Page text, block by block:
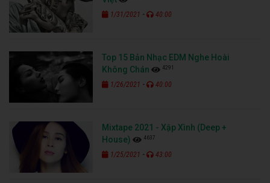
1/31/2021 - 40:00
Top 15 Bản Nhạc EDM Nghe Hoài
Không Chán
4291
1/26/2021 - 40:00
Mixtape 2021 - Xập Xình (Deep +
House)
4637
1/25/2021 - 43:00